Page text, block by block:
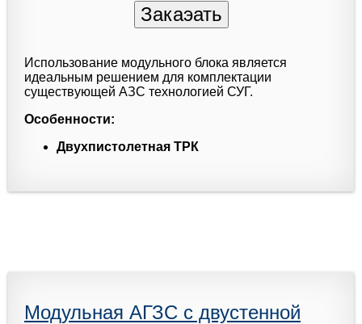
Использование модульного блока является
идеальным решением для комплектации
существующей АЗС технологией СУГ.
Особенности:
Двухпистолетная ТРК
Модульная АГЗС с двустенной